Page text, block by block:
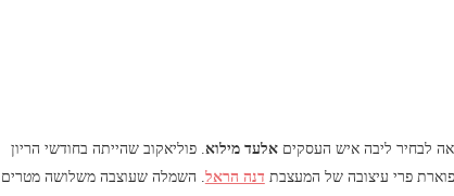
אלעד מילוא. פוליאקוב שהייתה בחודשי הריון
פרי עיצובה של המעצבת דנה הראל. השמלה שעוצבה משלושה מטרים